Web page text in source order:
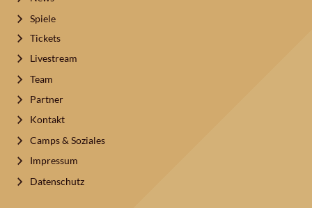
Spiele
Tickets
Livestream
Team
Partner
Kontakt
Camps & Soziales
Impressum
Datenschutz